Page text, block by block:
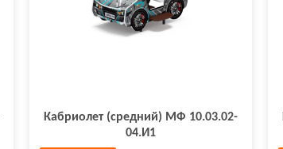
Кабриолет (средний) МФ 10.03.02-
04.И1